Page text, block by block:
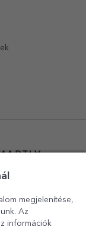
megjelenítése,
Az
információk